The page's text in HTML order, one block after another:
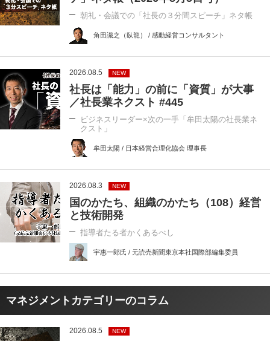
朝礼・会議での「社長の３分間スピーチ」ネタ帳
角田識之（臥龍） / 感動経営コンサルタント
2026.08.5 NEW
社長は「能力」の前に「資質」が大事
／社長業ネクスト #445
ビジネスリーダー×次の一手「牟田太陽の社長業ネ
クスト」
牟田太陽 / 日本経営合理化協会 理事長
2026.08.3 NEW
国のかたち、組織のかたち（108）経営
と技術開発
指導者たる者かくあるべし
宇惠一郎氏 / 元読売新聞東京本社国際部編集委員
マネジメントカテゴリーのコラム
2026.08.5 NEW